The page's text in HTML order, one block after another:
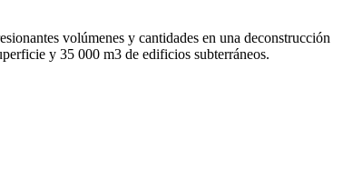
volúmenes y cantidades en una deconstrucción
y 35 000 m3 de edificios subterráneos.